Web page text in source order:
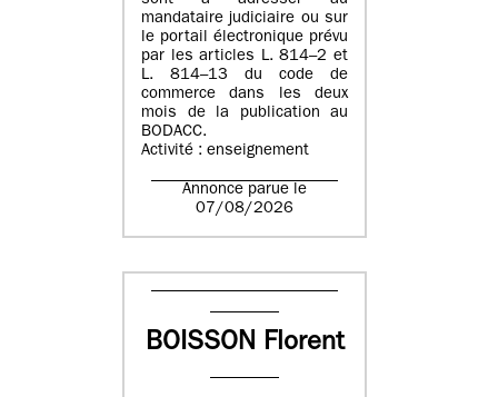
mandataire judiciaire ou sur
le portail électronique prévu
par les articles L. 814–2 et
L. 814–13 du code de
commerce dans les deux
mois de la publication au
BODACC.
Activité : enseignement
Annonce parue le
07/08/2026
BOISSON Florent